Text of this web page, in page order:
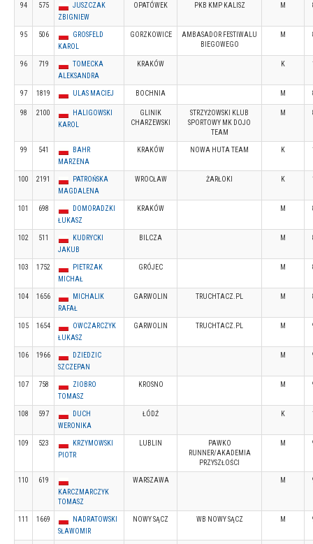
94 575
JUSZCZAK
ZBIGNIEW
OPATÓWEK PKB KMP KALISZ M
95 506
GROSFELD
KAROL
GORZKOWICE
AMBASADOR FESTIWALU
BIEGOWEGO
M
96 719
TOMECKA
ALEKSANDRA
KRAKÓW K
97 1819 ULAS MACIEJ BOCHNIA M
98 2100
HALIGOWSKI
KAROL
GLINIK
CHARZEWSKI
STRZYŻOWSKI KLUB
SPORTOWY MK DOJO
TEAM
M
99 541
BAHR
MARZENA
KRAKÓW NOWA HUTA TEAM K
100 2191
PATROŃSKA
MAGDALENA
WROCŁAW ŻARŁOKI K
101 698
DOMORADZKI
ŁUKASZ
KRAKÓW M
102 511
KUDRYCKI
JAKUB
BILCZA M
103 1752
PIETRZAK
MICHAŁ
GRÓJEC M
104 1656
MICHALIK
RAFAŁ
GARWOLIN TRUCHTACZ.PL M
105 1654
OWCZARCZYK
ŁUKASZ
GARWOLIN TRUCHTACZ.PL M
106 1966
DZIEDZIC
SZCZEPAN
M
107 758
ZIOBRO
TOMASZ
KROSNO M
108 597
DUCH
WERONIKA
ŁÓDŹ K
109 523
KRZYMOWSKI
PIOTR
LUBLIN
PAWKO
RUNNER/AKADEMIA
PRZYSZŁOŚCI
M
110
619
KARCZMARCZYK
TOMASZ
WARSZAWA M
111 1669
NADRATOWSKI
SŁAWOMIR
NOWY SĄCZ WB NOWY SĄCZ M